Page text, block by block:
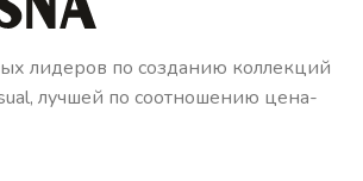
лидеров по созданию коллекций
лучшей по соотношению цена-